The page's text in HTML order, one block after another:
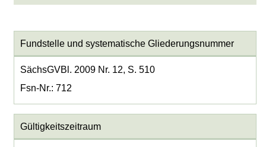
Fundstelle und systematische Gliederungsnummer
SächsGVBl. 2009 Nr. 12, S. 510
Fsn-Nr.: 712
Gültigkeitszeitraum